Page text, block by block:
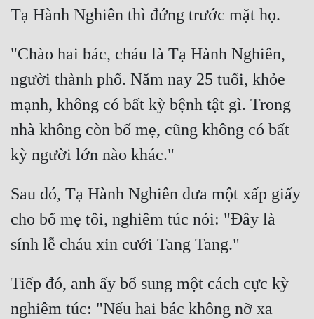
Xuyên Thư
Điền Văn
Đô Thị
Đông Phương
Đông Phương Huyền Huyễn
Đồng Nhân
Cẩu Đạo Trường Sinh
Ngự Thú
Truyện Nữ
"Chào hai bác, cháu là Tạ Hành Nghiên,
người thành phố. Năm nay 25 tuổi, khỏe
mạnh, không có bất kỳ bệnh tật gì. Trong
nhà không còn bố mẹ, cũng không có bất
Sau đó, Tạ Hành Nghiên đưa một xấp giấy
cho bố mẹ tôi, nghiêm túc nói: "Đây là
Tiếp đó, anh ấy bổ sung một cách cực kỳ
nghiêm túc: "Nếu hai bác không nỡ xa